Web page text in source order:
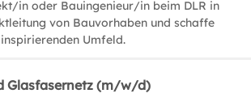
in oder Bauingenieur/in beim DLR in
von Bauvorhaben und schaffe
Umfeld.
Glasfasernetz (m/w/d)